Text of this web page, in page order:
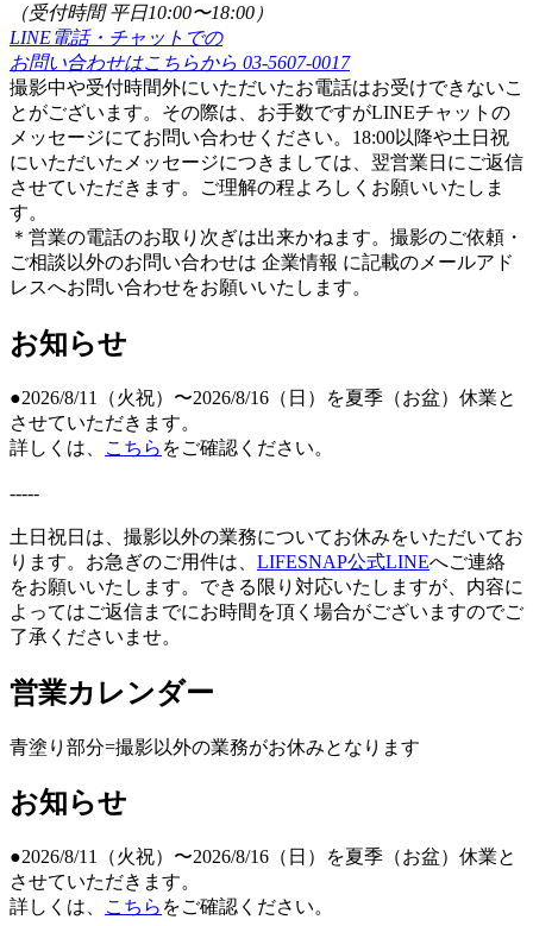
（受付時間 平日10:00〜18:00）
LINE電話・チャットでの
お問い合わせはこちらから 03-5607-0017
撮影中や受付時間外にいただいたお電話はお受けできないこ
とがございます。その際は、お手数ですがLINEチャットの
メッセージにてお問い合わせください。18:00以降や土日祝
にいただいたメッセージにつきましては、翌営業日にご返信
させていただきます。ご理解の程よろしくお願いいたしま
す。
＊営業の電話のお取り次ぎは出来かねます。撮影のご依頼・
ご相談以外のお問い合わせは 企業情報 に記載のメールアド
レスへお問い合わせをお願いいたします。
お知らせ
●2026/8/11（火祝）〜2026/8/16（日）を夏季（お盆）休業と
させていただきます。
詳しくは、
こちら をご確認ください。
-----
土日祝日は、撮影以外の業務についてお休みをいただいてお
ります。お急ぎのご用件は、 LIFESNAP公式LINEへご連絡
をお願いいたします。できる限り対応いたしますが、内容に
よってはご返信までにお時間を頂く場合がございますのでご
了承くださいませ。
営業カレンダー
青塗り 部分=撮影以外の業務がお休みとなります
お知らせ
●2026/8/11（火祝）〜2026/8/16（日）を夏季（お盆）休業と
させていただきます。
詳しくは、
こちら をご確認ください。